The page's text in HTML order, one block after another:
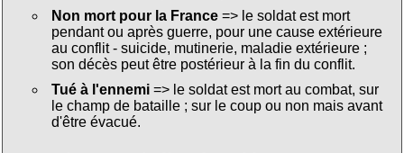
Non mort pour la France=> le soldat est mort
pendant ou après guerre, pour une cause extérieure
au conflit - suicide, mutinerie, maladie extérieure ;
son décès peut être postérieur à la fin du conflit.
Tué à l'ennemi=> le soldat est mort au combat, sur
le champ de bataille ; sur le coup ou non mais avant
d'être évacué.